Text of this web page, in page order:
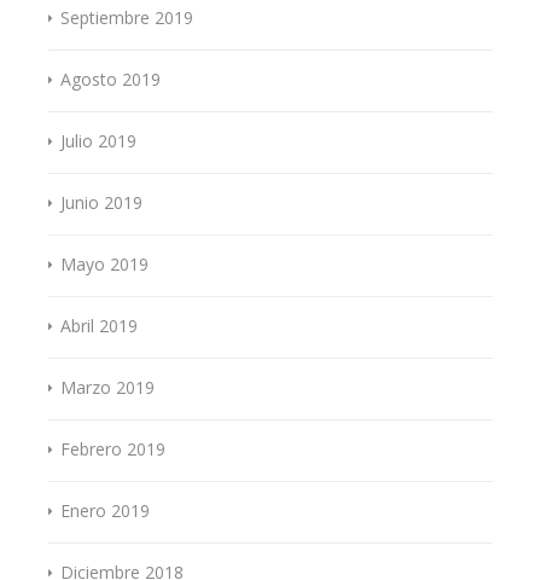
Septiembre 2019
Agosto 2019
Julio 2019
Junio 2019
Mayo 2019
Abril 2019
Marzo 2019
Febrero 2019
Enero 2019
Diciembre 2018